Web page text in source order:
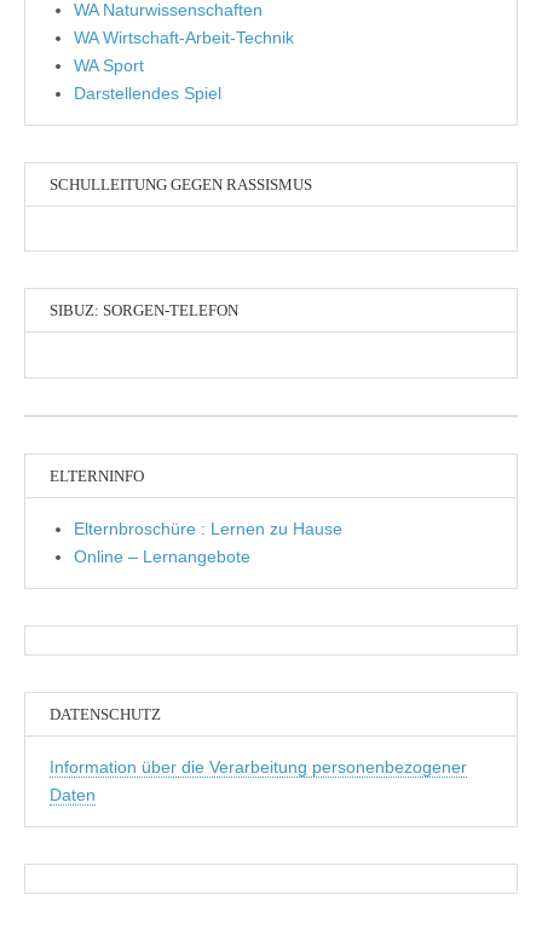
WA Naturwissenschaften
WA Wirtschaft-Arbeit-Technik
WA Sport
Darstellendes Spiel
SCHULLEITUNG GEGEN RASSISMUS
SIBUZ: SORGEN-TELEFON
ELTERNINFO
Elternbroschüre : Lernen zu Hause
Online – Lernangebote
DATENSCHUTZ
Information über die Verarbeitung personenbezogener
Daten